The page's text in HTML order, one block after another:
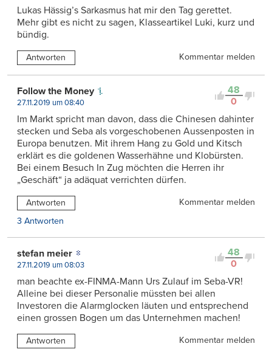
Lukas Hässig’s Sarkasmus hat mir den Tag gerettet.
Mehr gibt es nicht zu sagen, Klasseartikel Luki, kurz und
bündig.
Antworten Kommentar melden
48
0
Follow the Money
27.11.2019 um 08:40
Im Markt spricht man davon, dass die Chinesen dahinter
stecken und Seba als vorgeschobenen Aussenposten in
Europa benutzen. Mit ihrem Hang zu Gold und Kitsch
erklärt es die goldenen Wasserhähne und Klobürsten.
Bei einem Besuch In Zug möchten die Herren ihr
„Geschäft“ ja adäquat verrichten dürfen.
Antworten
Kommentar melden
3 Antworten
48
0
stefan meier
27.11.2019 um 08:03
man beachte ex-FINMA-Mann Urs Zulauf im Seba-VR!
Alleine bei dieser Personalie müssten bei allen
Investoren die Alarmglocken läuten und entsprechend
einen grossen Bogen um das Unternehmen machen!
Antworten
Kommentar melden